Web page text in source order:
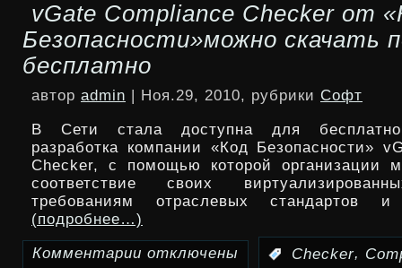
года»
в
Nissan
vGate Compliance Checker от
Безопасности»можно скачать
бесплатно
автор admin | Ноя.29, 2010, рубрики Софт
В Сети стала доступна для
разработка компании «Код Безопасности»
Checker, с помощью которой организации
соответствие своих
требованиям отраслевых стандартов и
(подробнее…)
Комментарии отключены Checker,